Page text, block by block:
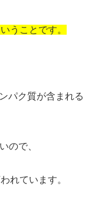
うことです。
パク質が含まれる
ので、
れています。